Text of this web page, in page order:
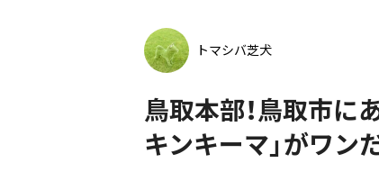
トマシバ芝犬
鳥取本部！鳥取市に
キンキーマ」がワン